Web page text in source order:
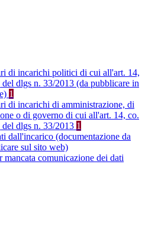
di incarichi politici di cui all'art. 14,
del dlgs n. 33/2013 (da pubblicare in
1
di incarichi di amministrazione, di
o di governo di cui all'art. 14, co.
del dlgs n. 33/2013 1
dall'incarico (documentazione da
sul sito web)
mancata comunicazione dei dati